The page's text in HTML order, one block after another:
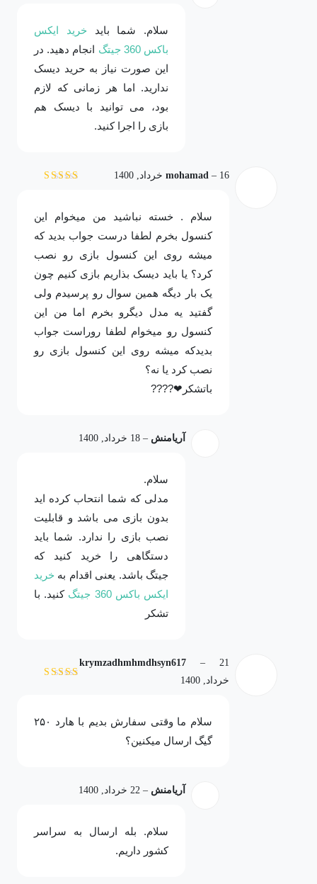
سلام. شما باید خرید ایکس
باکس 360 جیتگ
انجام دهید. در
این صورت نیاز به حرید دیسک
ندارید. اما هر زمانی که لازم
بود، می توانید با دیسک هم
بازی را اجرا کنید.
mohamad – 16 خرداد, 1400
سلام . خسته نباشید من میخوام این
کنسول بخرم لطفا درست جواب بدید که
میشه روی این کنسول بازی رو نصب
کرد؟ یا باید دیسک بذاریم بازی کنیم چون
یک بار دیگه همین سوال رو پرسیدم ولی
گفتید یه مدل دیگرو بخرم اما من این
کنسول رو میخوام لطفا روراست جواب
بدیدکه میشه روی این کنسول بازی رو
نصب کرد یا نه؟
باتشکر❤????
آریامنش – 18 خرداد, 1400
سلام.
مدلی که شما انتحاب کرده اید
بدون بازی می باشد و قابلیت
نصب بازی را ندارد. شما باید
دستگاهی را خرید کنید که
جیتگ باشد. یعنی اقدام به خرید
ایکس باکس 360 جیتگ
کنید. با
تشکر
krymzadhmhmdhsyn617 –
21
خرداد, 1400
سلام ما وقتی سفارش بدیم با هارد ۲۵۰
گیگ ارسال میکنین؟
آریامنش – 22 خرداد, 1400
سلام. بله ارسال به سراسر
کشور داریم.